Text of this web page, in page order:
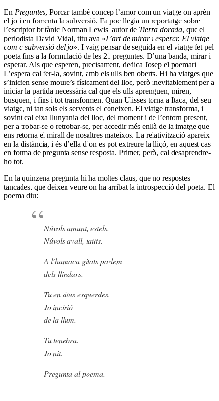
En Preguntes, Porcar també concep l’amor com un viatge on aprèn
el jo i en fomenta la subversió. Fa poc llegia un reportatge sobre
l’escriptor britànic Norman Lewis, autor de Tierra dorada, que el
periodista David Vidal, titulava «L’art de mirar i esperar. El viatge
com a subversió del jo». I vaig pensar de seguida en el viatge fet pel
poeta fins a la formulació de les 21 preguntes. D’una banda, mirar i
esperar. Als que esperen, precisament, dedica Josep el poemari.
L’espera cal fer-la, sovint, amb els ulls ben oberts. Hi ha viatges que
s’inicien sense moure’s físicament del lloc, però inevitablement per a
iniciar la partida necessària cal que els ulls aprenguen, miren,
busquen, i fins i tot transformen. Quan Ulisses torna a Itaca, del seu
viatge, ni tan sols els servents el coneixen. El viatge transforma, i
sovint cal eixa llunyania del lloc, del moment i de l’entorn present,
per a trobar-se o retrobar-se, per accedir més enllà de la imatge que
ens retorna el mirall de nosaltres mateixos. La relativització apareix
en la distància, i és d’ella d’on es pot extreure la lliçó, en aquest cas
en forma de pregunta sense resposta. Primer, però, cal desaprendre-
ho tot.
En la quinzena pregunta hi ha moltes claus, que no respostes
tancades, que deixen veure on ha arribat la introspecció del poeta. El
poema diu:
Núvols amunt, estels.
Núvols avall, taüts.
A l’hamaca gitats parlem
dels llindars.
Tu en dius esquerdes.
Jo incisió
de la llum.
Tu tenebra.
Jo nit.
Pregunta al poema.